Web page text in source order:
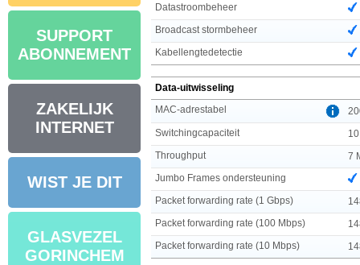
SUPPORT
ABONNEMENT
ZAKELIJK
INTERNET
WIST JE DIT
GLASVEZEL
GORINCHEM
Datastroombeheer
Broadcast stormbeheer
Kabellengtedetectie
Data-uitwisseling
MAC-adrestabel
Switchingcapaciteit
Throughput
7
Jumbo Frames ondersteuning
Packet forwarding rate (1 Gbps)
Packet forwarding rate (100 Mbps)
Packet forwarding rate (10 Mbps)